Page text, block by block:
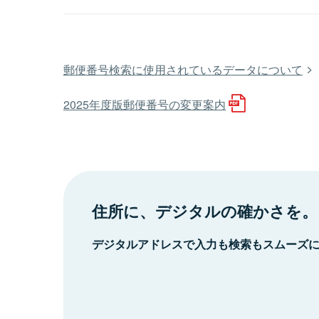
郵便番号検索に使用されているデータについて
2025年度版郵便番号の変更案内
住所に、デジタルの確かさを。
デジタルアドレスで入力も検索もスムーズ